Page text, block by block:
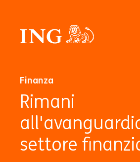
Finanza
Rimani
settore